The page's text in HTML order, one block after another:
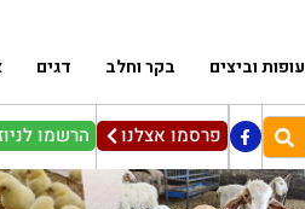
עופות וביצים בקר וחלב דגים
פרסמו אצלנו הרשמו